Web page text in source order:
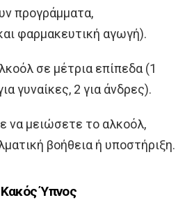
προγράμματα,
φαρμακευτική αγωγή).
σε μέτρια επίπεδα (1
γυναίκες, 2 για άνδρες).
να μειώσετε το αλκοόλ,
βοήθεια ή υποστήριξη.
Ύπνος